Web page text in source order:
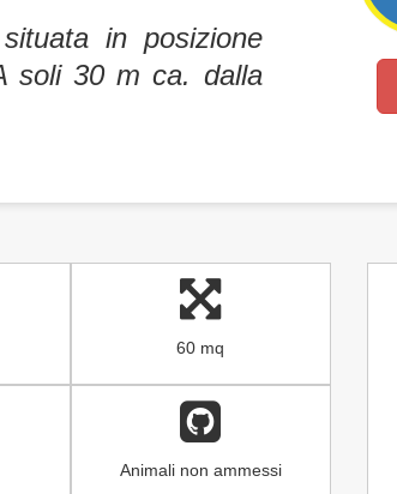
in posizione
soli 30 m ca. dalla
60 mq
Animali non ammessi